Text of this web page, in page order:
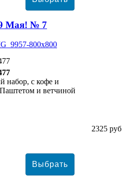
Мая! № 7
набор, с кофе и
и ветчиной
2325 руб